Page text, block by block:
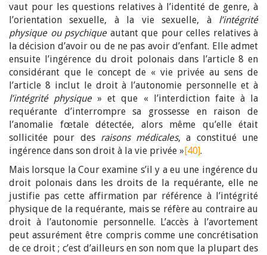
vaut pour les questions relatives à l’identité de genre, à
l’orientation sexuelle, à la vie sexuelle, à l’intégrité
physique ou psychiqueautant que pour celles relatives à
la décision d’avoir ou de ne pas avoir d’enfant. Elle admet
ensuite l’ingérence du droit polonais dans l’article 8 en
considérant que le concept de « vie privée au sens de
l’article 8 inclut le droit à l’autonomie personnelle et à
l’intégrité physique» et que « l’interdiction faite à la
requérante d’interrompre sa grossesse en raison de
l’anomalie fœtale détectée, alors même qu’elle était
sollicitée pour des raisons médicales, a constitué une
ingérence dans son droit à la vie privée »[40].
Mais lorsque la Cour examine s’il y a eu une ingérence du
droit polonais dans les droits de la requérante, elle ne
justifie pas cette affirmation par référence à l’intégrité
physique de la requérante, mais se réfère au contraire au
droit à l’autonomie personnelle. L’accès à l’avortement
peut assurément être compris comme une concrétisation
de ce droit ; c’est d’ailleurs en son nom que la plupart des